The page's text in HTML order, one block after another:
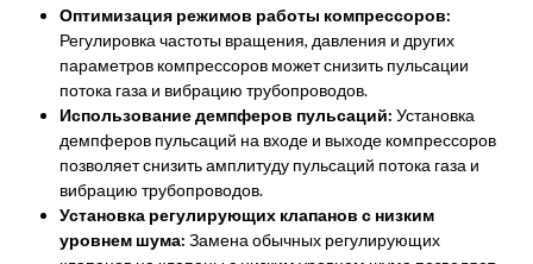
Оптимизация режимов работы компрессоров:
Регулировка частоты вращения, давления и других
параметров компрессоров может снизить пульсации
потока газа и вибрацию трубопроводов.
Использование демпферов пульсаций: Установка
демпферов пульсаций на входе и выходе компрессоров
позволяет снизить амплитуду пульсаций потока газа и
вибрацию трубопроводов.
Установка регулирующих клапанов с низким
уровнем шума: Замена обычных регулирующих